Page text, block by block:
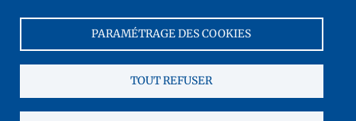
MENTIONS LÉGALESPARAMÉTRAGE DES COOKIES
TOUT REFUSER